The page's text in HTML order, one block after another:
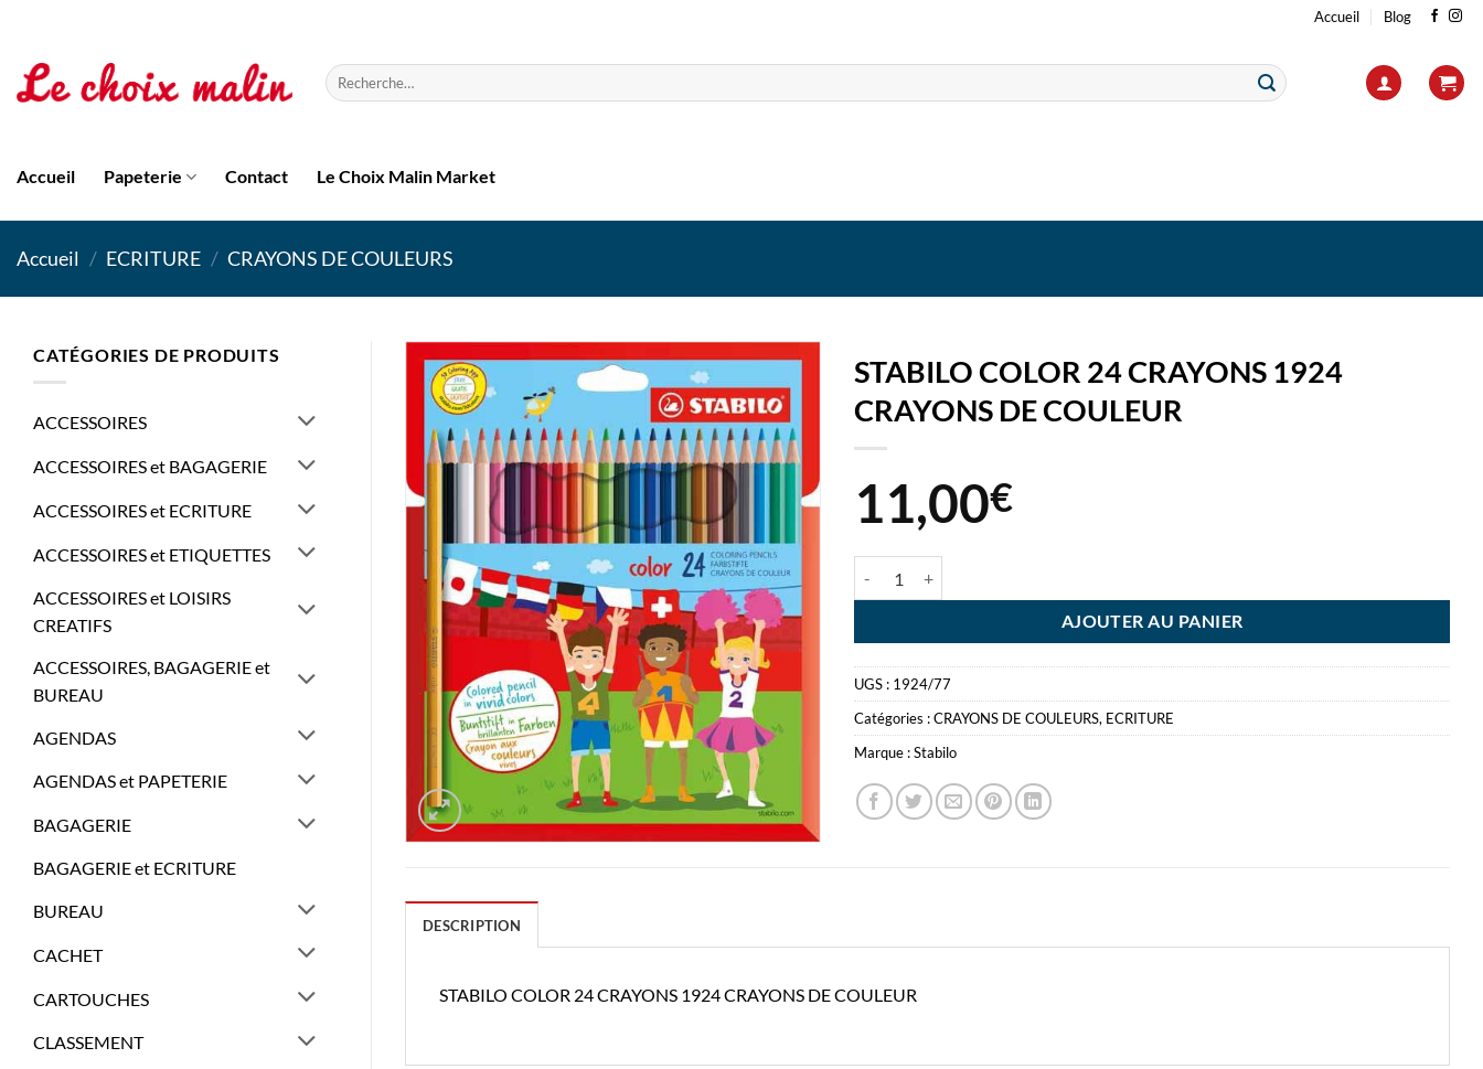
contenu
Accueil Blog
Recherche
pour :
Accueil Papeterie Contact Le Choix Malin Market
Accueil / ECRITURE / CRAYONS DE COULEURS
CATÉGORIES DE PRODUITS
ACCESSOIRES
ACCESSOIRES et BAGAGERIE
ACCESSOIRES et ECRITURE
ACCESSOIRES et ETIQUETTES
ACCESSOIRES et LOISIRS
CREATIFS
ACCESSOIRES, BAGAGERIE et
BUREAU
AGENDAS
AGENDAS et PAPETERIE
BAGAGERIE
BAGAGERIE et ECRITURE
BUREAU
CACHET
CARTOUCHES
CLASSEMENT
STABILO COLOR 24 CRAYONS 1924
CRAYONS DE COULEUR
11,00€
AJOUTER AU PANIER
UGS : 1924/77
Catégories :CRAYONS DE COULEURS, ECRITURE
Marque :Stabilo
DESCRIPTION
STABILO COLOR 24 CRAYONS 1924 CRAYONS DE COULEUR